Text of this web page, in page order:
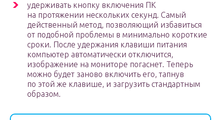
удерживать кнопку включения ПК
на протяжении нескольких секунд. Самый
действенный метод, позволяющий избавиться
от подобной проблемы в минимально короткие
сроки. После удержания клавиши питания
компьютер автоматически отключится,
изображение на мониторе погаснет. Теперь
можно будет заново включить его, тапнув
по этой же клавише, и загрузить стандартным
образом.